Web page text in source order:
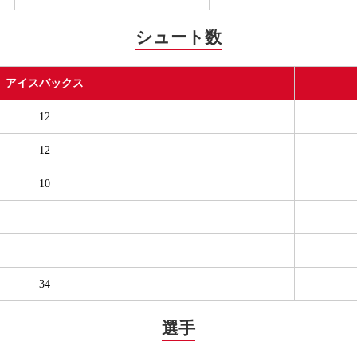
シュート数
アイスバックス
12
12
10
34
選手